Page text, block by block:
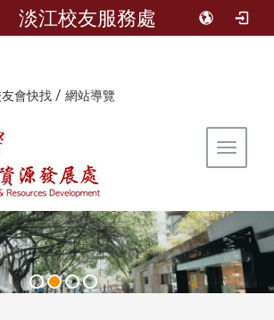
淡江校友服務處
會快找 / 網站導覽
Toggle